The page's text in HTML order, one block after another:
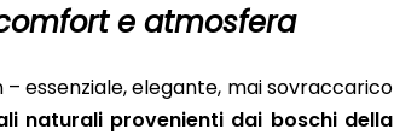
e atmosfera
essenziale, elegante, mai sovraccarico
naturali provenienti dai boschi della